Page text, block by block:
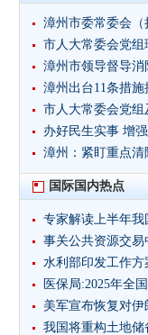
漳州市委常委会
市人大常委会党
漳州市领导督导消
漳州出台11条措
市人大常委会党
办好民生实事 增
漳州：紧盯重点
国际国内热点
专家解读上半年我
事关公共资源交
水利部印发工作
制度
医保局:2025年全
美军宣布恢复对
我国将重构土地